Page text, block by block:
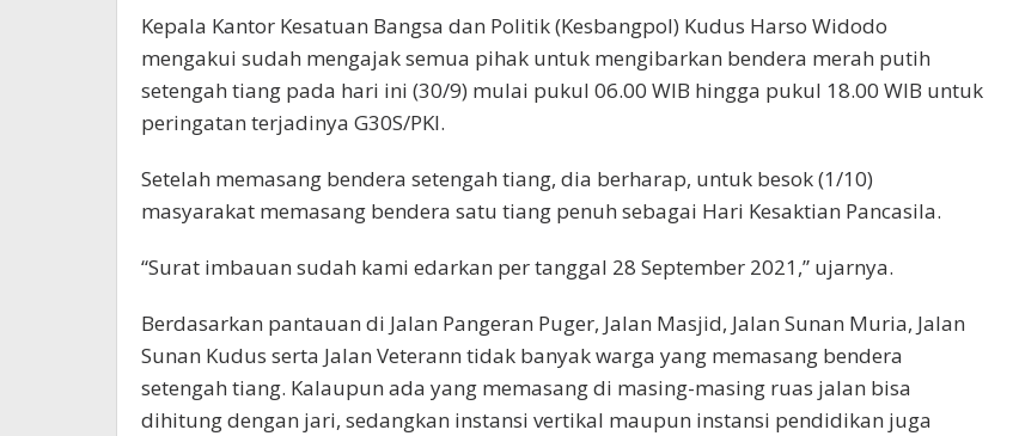
Kepala Kantor Kesatuan Bangsa dan Politik (Kesbangpol) Kudus Harso Widodo
mengakui sudah mengajak semua pihak untuk mengibarkan bendera merah putih
setengah tiang pada hari ini (30/9) mulai pukul 06.00 WIB hingga pukul 18.00 WIB untuk
peringatan terjadinya G30S/PKI.
Setelah memasang bendera setengah tiang, dia berharap, untuk besok (1/10)
masyarakat memasang bendera satu tiang penuh sebagai Hari Kesaktian Pancasila.
“Surat imbauan sudah kami edarkan per tanggal 28 September 2021,” ujarnya.
Berdasarkan pantauan di Jalan Pangeran Puger, Jalan Masjid, Jalan Sunan Muria, Jalan
Sunan Kudus serta Jalan Veterann tidak banyak warga yang memasang bendera
setengah tiang. Kalaupun ada yang memasang di masing-masing ruas jalan bisa
dihitung dengan jari, sedangkan instansi vertikal maupun instansi pendidikan juga